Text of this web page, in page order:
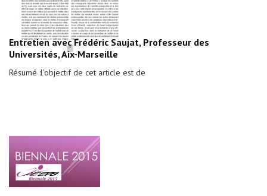
Entretien avec Frédéric Saujat, Professeur des
Universités, Aix-Marseille
Résumé :l’objectif de cet article est de